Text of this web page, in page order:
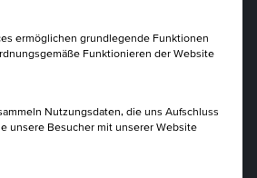
Planstrukturen: Werde
sich ständig wandelt, stoßen
oft an ihre Grenzen. Als Agiler
du der entscheidende Faktor, um
und Komplexität sicher ins Ziel
Hierarchien durch adaptive
Service-Gruppen, für die eine
ermöglichen grundlegende Funktionen
Funktionieren der Website
Nutzungsdaten, die uns Aufschluss
unsere Besucher mit unserer Website